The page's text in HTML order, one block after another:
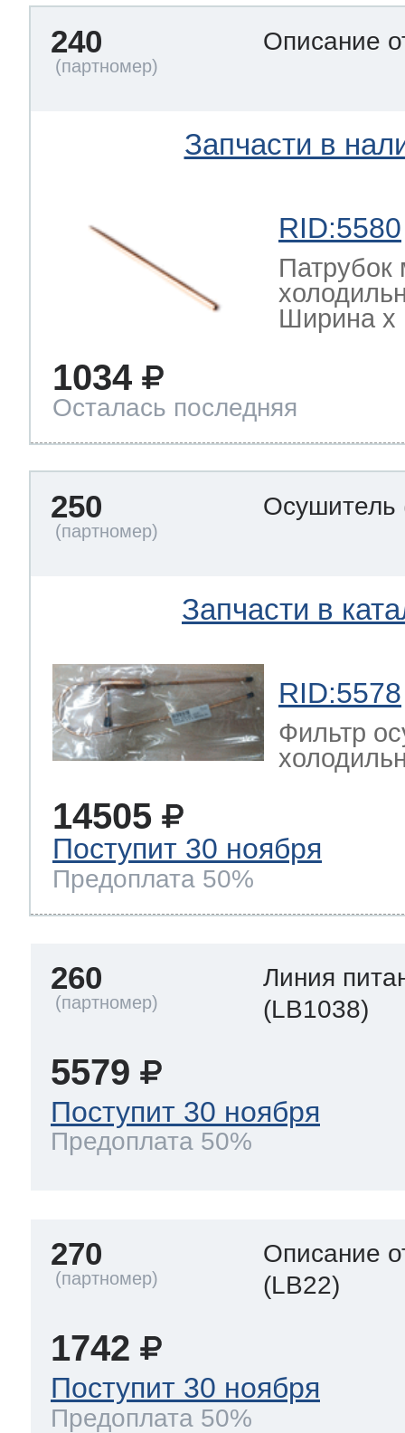
240 Описание
Запчасти в
RID:5580
Патрубок
Ширина х
1034
Осталась последняя
250 Осушитель
Запчасти в
RID:5578
Фильтр
14505
Поступит 30 ноября
Предоплата 50%
260
Линия
(LB1038)
5579
Поступит 30 ноября
Предоплата 50%
270
Описание
(LB22)
1742
Поступит 30 ноября
Предоплата 50%